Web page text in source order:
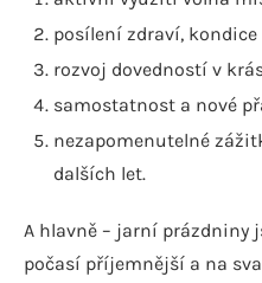
posílení zdraví,
rozvoj dovedností v
samostatnost a nové
nezapomenutelné
dalších let.
A hlavně – jarní prázdniny
počasí příjemnější a na